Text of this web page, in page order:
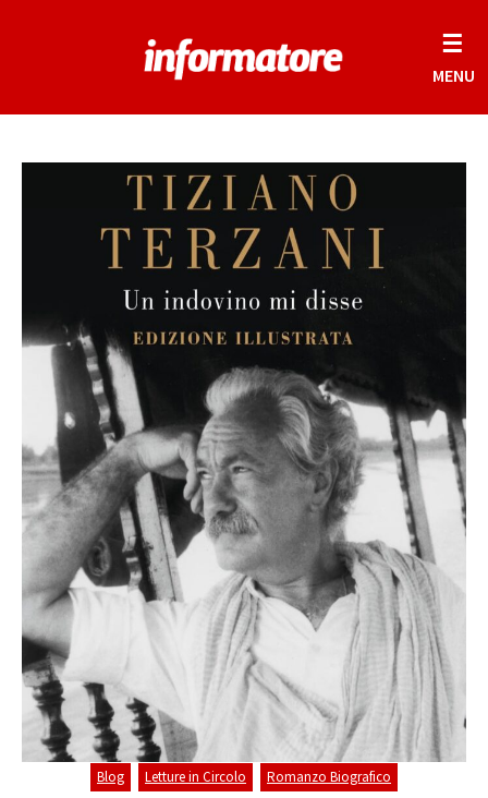
☰
MENU
Blog Letture in Circolo Romanzo Biografico